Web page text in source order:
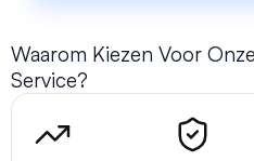
Waarom Kiezen Voor
Service?